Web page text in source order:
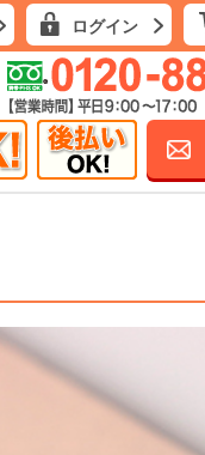
ログイン